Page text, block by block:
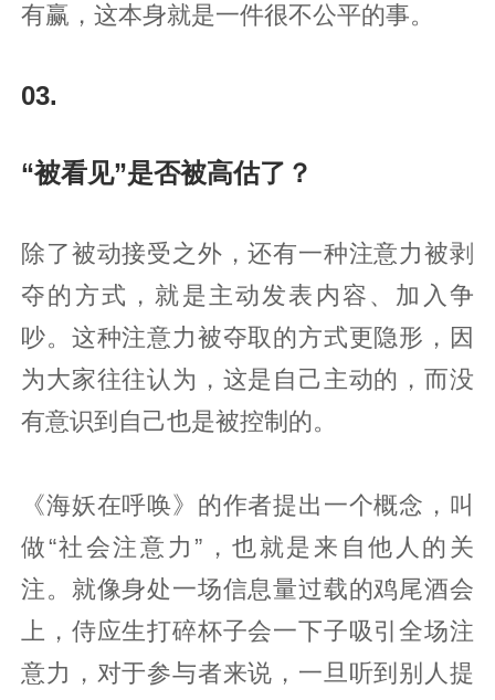
有赢，这本身就是一件很不公平的事。
03.
“被看见”是否被高估了？
除了被动接受之外，还有一种注意力被剥
夺的方式，就是主动发表内容、加入争
吵。这种注意力被夺取的方式更隐形，因
为大家往往认为，这是自己主动的，而没
有意识到自己也是被控制的。
《海妖在呼唤》的作者提出一个概念，叫
做“社会注意力”，也就是来自他人的关
注。就像身处一场信息量过载的鸡尾酒会
上，侍应生打碎杯子会一下子吸引全场注
意力，对于参与者来说，一旦听到别人提